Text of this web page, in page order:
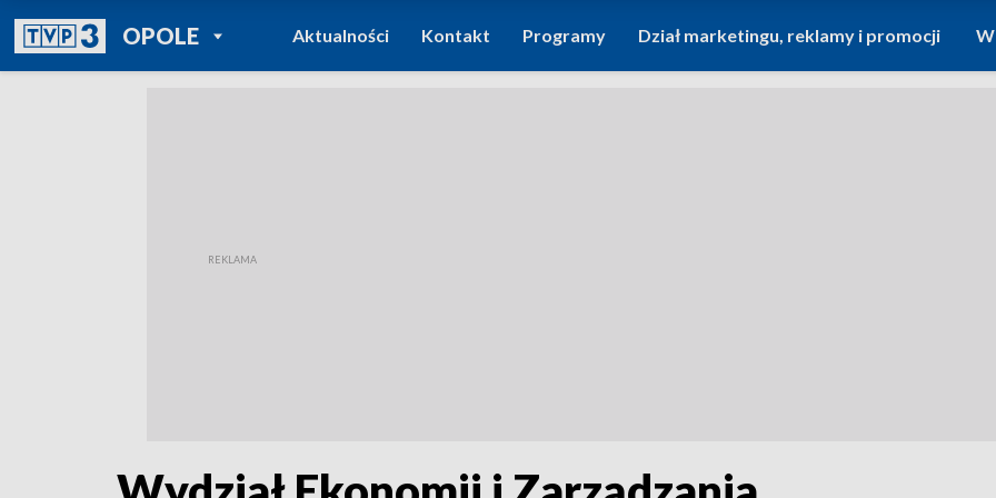
OPOLEPOWRÓT DO
TVP REGIONY
Aktualności Kontakt Programy Dział marketingu, reklamy i promocji